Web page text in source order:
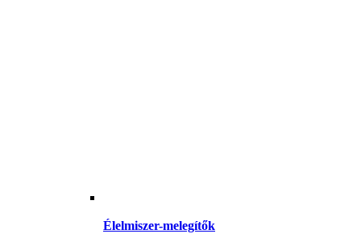
Élelmiszer-melegítők